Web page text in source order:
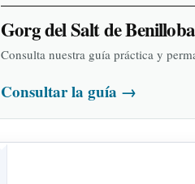
Gorg del Salt de Benilloba
Consulta nuestra guía práctica y
Consultar la guía →